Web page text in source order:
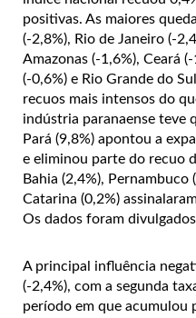
positivas. As maiores
(-2,8%), Rio de Janeiro (-
Amazonas (-1,6%), Ceará
(-0,6%) e Rio Grande do
recuos mais intensos do
indústria paranaense teve
Pará (9,8%) apontou a
e eliminou parte do recuo
Bahia (2,4%), Pernambuco
Catarina (0,2%)
Os dados foram
A principal influência
(-2,4%), com a segunda
período em que acumulou